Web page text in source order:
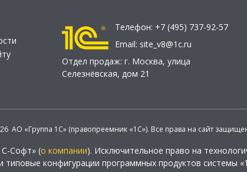
Телефон: +7 (495) 737-92-57
Email: site_v8@1c.ru
Отдел продаж: г. Москва, улица
Селезнёвская, дом 21
АО «Группа 1С» (правопреемник «1С»). Все права на сайт
Софт» (о компании). Исключительное право на
типовые конфигурации программных продуктов системы